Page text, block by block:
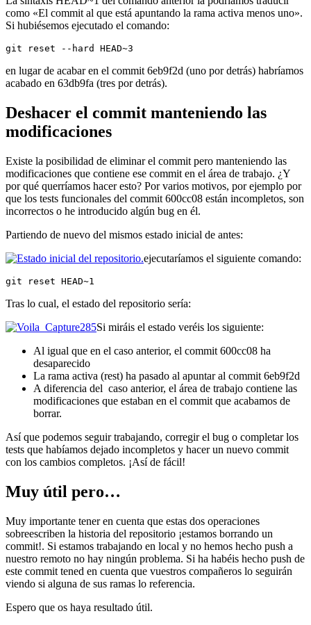
como «El commit al que está apuntando la rama activa menos uno».
Si hubiésemos ejecutado el comando:
git reset --hard HEAD~3
en lugar de acabar en el commit 6eb9f2d (uno por detrás) habríamos
acabado en 63db9fa (tres por detrás).
Deshacer el commit manteniendo las
modificaciones
Existe la posibilidad de eliminar el commit pero manteniendo las
modificaciones que contiene ese commit en el área de trabajo. ¿Y
por qué querríamos hacer esto? Por varios motivos, por ejemplo por
que los tests funcionales del commit 600cc08 están incompletos, son
incorrectos o he introducido algún bug en él.
Partiendo de nuevo del mismos estado inicial de antes:
ejecutaríamos el siguiente comando:
git reset HEAD~1
Tras lo cual, el estado del repositorio sería:
Si miráis el estado veréis los siguiente:
Al igual que en el caso anterior, el commit 600cc08 ha
desaparecido
La rama activa (rest) ha pasado al apuntar al commit 6eb9f2d
A diferencia del caso anterior, el área de trabajo contiene las
modificaciones que estaban en el commit que acabamos de
borrar.
Así que podemos seguir trabajando, corregir el bug o completar los
tests que habíamos dejado incompletos y hacer un nuevo commit
con los cambios completos. ¡Así de fácil!
Muy útil pero…
Muy importante tener en cuenta que estas dos operaciones
sobreescriben la historia del repositorio ¡estamos borrando un
commit!. Si estamos trabajando en local y no hemos hecho push a
nuestro remoto no hay ningún problema. Si ha habéis hecho push de
este commit tened en cuenta que vuestros compañeros lo seguirán
viendo si alguna de sus ramas lo referencia.
Espero que os haya resultado útil.